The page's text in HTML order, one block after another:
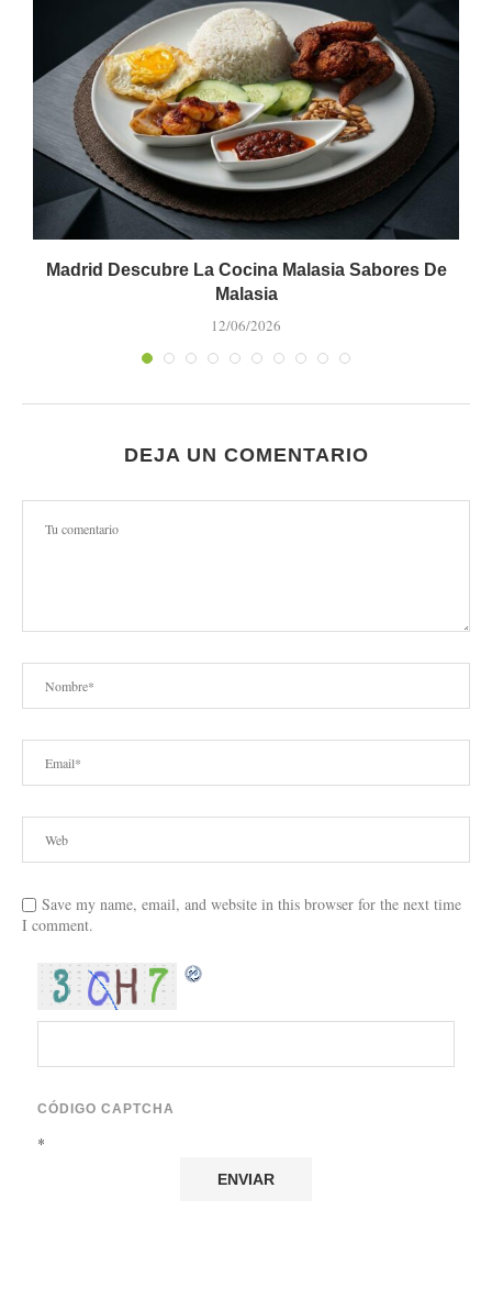
Madrid Descubre La Cocina Malasia Sabores De
Malasia
12/06/2026
DEJA UN COMENTARIO
Save my name, email, and website in this browser for the next time
I comment.
CÓDIGO CAPTCHA
*